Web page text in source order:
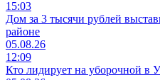
15:03
Дом за 3 тысячи рублей
районе
05.08.26
12:09
Кто лидирует на уборочной в